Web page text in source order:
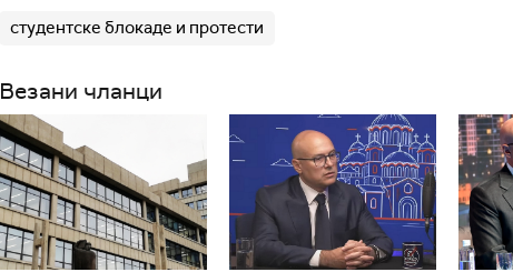
студентске блокаде и протести
Везани чланци